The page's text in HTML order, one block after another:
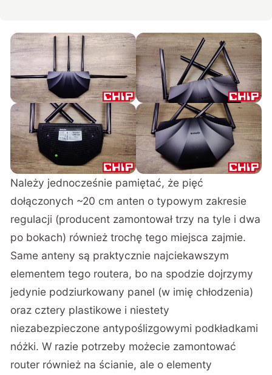
Należy jednocześnie pamiętać, że pięć
dołączonych ~20 cm anten o typowym zakresie
regulacji (producent zamontował trzy na tyle i dwa
po bokach) również trochę tego miejsca zajmie.
Same anteny są praktycznie najciekawszym
elementem tego routera, bo na spodzie dojrzymy
jedynie podziurkowany panel (w imię chłodzenia)
oraz cztery plastikowe i niestety
niezabezpieczone antypoślizgowymi podkładkami
nóżki. W razie potrzeby możecie zamontować
router również na ścianie, ale o elementy